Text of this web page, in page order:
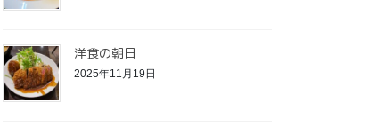
洋食の朝日
2025年11月19日